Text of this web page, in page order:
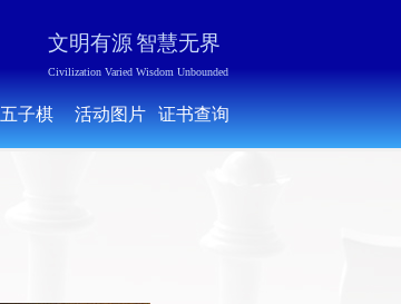
五子棋 活动图片 证书查询
文明有源 智慧无界
Civilization Varied Wisdom Unbounded